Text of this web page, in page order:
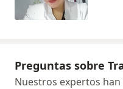
Preguntas sobre
Nuestros expertos